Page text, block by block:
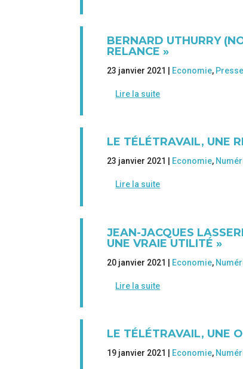
BERNARD UTHURRY
RELANCE »
23 janvier 2021 | Economie,
Lire la suite
LE TÉLÉTRAVAIL, UNE
23 janvier 2021 | Economie,
Lire la suite
JEAN-JACQUES
UNE VRAIE UTILITÉ »
20 janvier 2021 | Economie,
Lire la suite
LE TÉLÉTRAVAIL, UNE
19 janvier 2021 | Economie,